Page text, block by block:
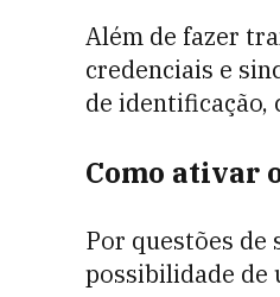
Além de fazer
credenciais e
de identificação,
Como ativar
Por questões de
possibilidade de